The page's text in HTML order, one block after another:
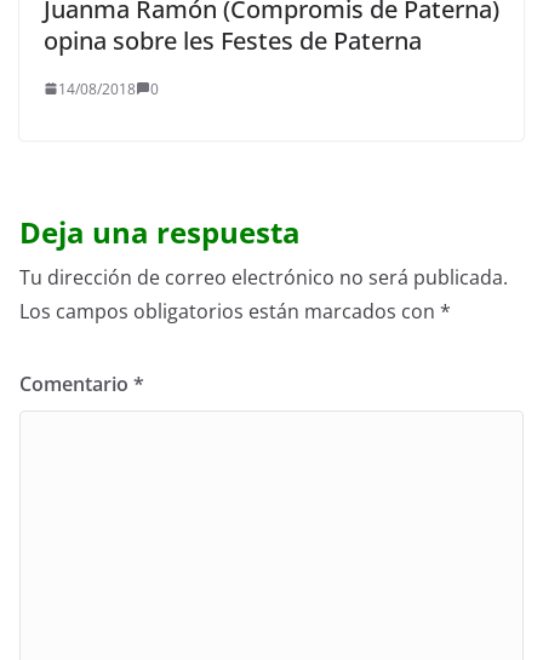
Juanma Ramón (Compromis de Paterna)
opina sobre les Festes de Paterna
14/08/2018 0
Deja una respuesta
Tu dirección de correo electrónico no será publicada.
Los campos obligatorios están marcados con *
Comentario *